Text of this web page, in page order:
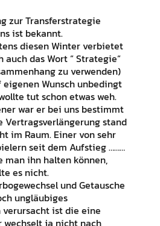
zur Transferstrategie
ist bekannt.
diesen Winter verbietet
das Wort “ Strategie“
zu verwenden)
eigenen Wunsch unbedingt
tut schon etwas weh.
war er bei uns bestimmt
Vertragsverlängerung stand
im Raum. Einer von sehr
seit dem Aufstieg ………
man ihn halten können,
es nicht.
und Getausche
ungläubiges
ist die eine